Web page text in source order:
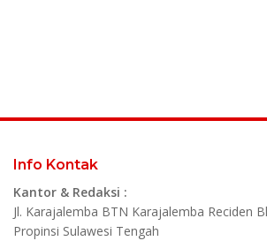
Info Kontak
Kantor & Redaksi :
Jl. Karajalemba BTN Karajalemba Reciden
Propinsi Sulawesi Tengah